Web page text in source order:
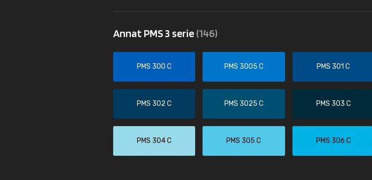
Annat PMS 3 serie(146)
PMS 300 C PMS 3005 C PMS 301 C
PMS 302 C PMS 3025 C PMS 303 C
PMS 304 C PMS 305 C PMS 306 C